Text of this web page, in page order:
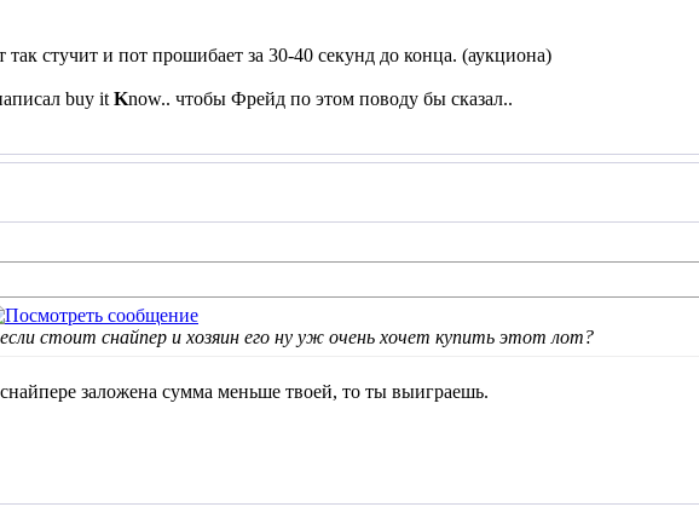
так стучит и пот прошибает за 30-40 секунд до конца. (аукциона)
buy it Know.. чтобы Фрейд по этом поводу бы сказал..
если стоит снайпер и хозяин его ну уж очень хочет купить этот лот?
заложена сумма меньше твоей, то ты выиграешь.